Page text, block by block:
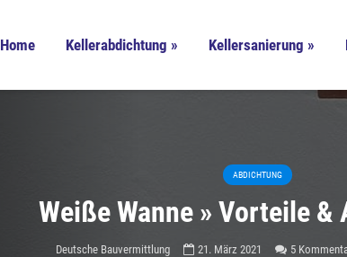
Home Kellerabdichtung » Kellersanierung »
ABDICHTUNG
Weiße Wanne » Vorteile
Deutsche Bauvermittlung 21. März 2021 5